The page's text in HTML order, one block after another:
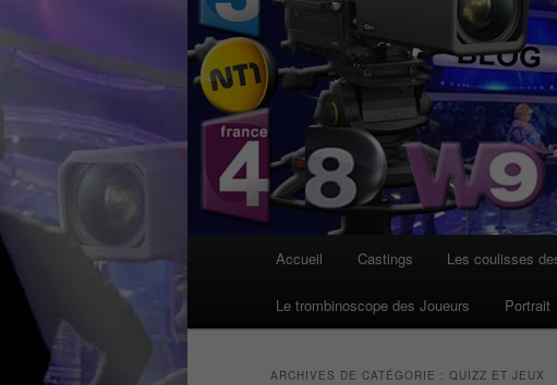
Accueil Castings Les coulisses
Le trombinoscope des Joueurs Portrait
ARCHIVES DE CATÉGORIE : QUIZZ ET JEUX